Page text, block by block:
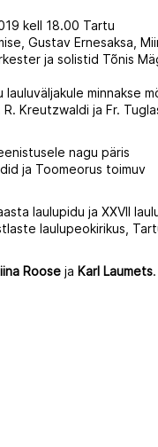
kell 18.00 Tartu
Gustav Ernesaksa,
ja solistid Tõnis
minnakse
Kreutzwaldi ja Fr.
nagu päris
ja Toomeorus toimuv
laulupidu ja XXVII
laulupeokirikus,
Roose ja Karl Laumets.